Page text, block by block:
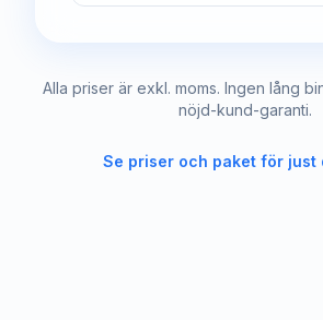
Alla priser är exkl. moms. Ingen lång
nöjd-kund-garanti.
Se priser och paket för just